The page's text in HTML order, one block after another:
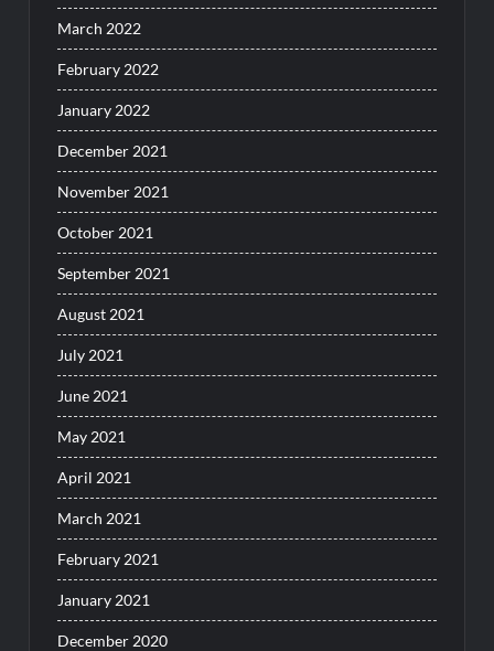
March 2022
February 2022
January 2022
December 2021
November 2021
October 2021
September 2021
August 2021
July 2021
June 2021
May 2021
April 2021
March 2021
February 2021
January 2021
December 2020